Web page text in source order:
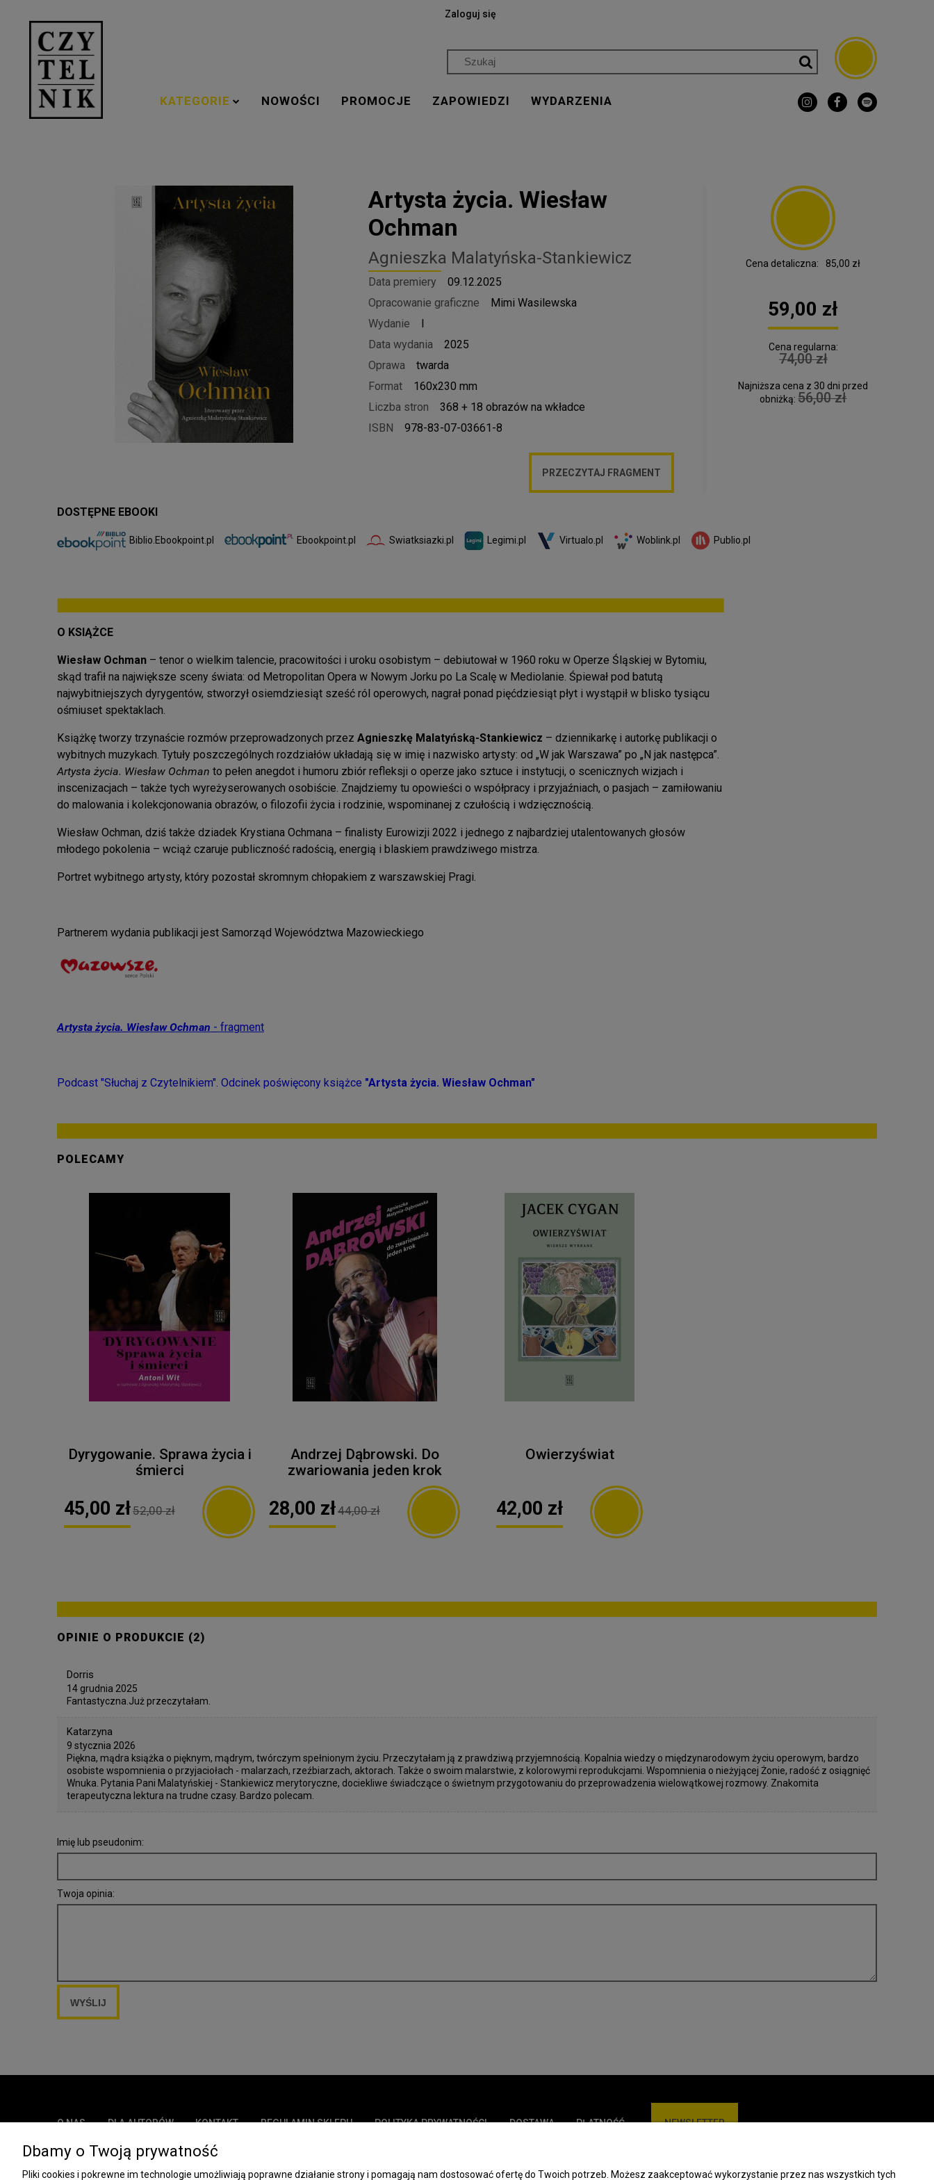
Zaloguj się
KATEGORIE NOWOŚCI PROMOCJE ZAPOWIEDZI WYDARZENIA
Artysta życia. Wiesław
Ochman
Agnieszka Malatyńska-Stankiewicz
Data premiery
09.12.2025
Opracowanie graficzne
Mimi Wasilewska
Wydanie
I
Data wydania
2025
Oprawa
twarda
Format
160x230 mm
Liczba stron
368 + 18 obrazów na wkładce
ISBN
978-83-07-03661-8
PRZECZYTAJ FRAGMENT
59,00 zł
Cena regularna:
74,00 zł
Najniższa cena z 30 dni przed
obniżką:56,00 zł
Cena detaliczna: 85,00 zł
DOSTĘPNE EBOOKI
Biblio.Ebookpoint.pl Ebookpoint.pl Swiatksiazki.pl Legimi.pl Virtualo.pl Woblink.pl Publio.pl
O KSIĄŻCE
Wiesław Ochman – tenor o wielkim talencie, pracowitości i uroku osobistym – debiutował w 1960 roku w Operze Śląskiej w Bytomiu,
skąd trafił na największe sceny świata: od Metropolitan Opera w Nowym Jorku po La Scalę w Mediolanie. Śpiewał pod batutą
najwybitniejszych dyrygentów, stworzył osiemdziesiąt sześć ról operowych, nagrał ponad pięćdziesiąt płyt i wystąpił w blisko tysiącu
ośmiuset spektaklach.
Książkę tworzy trzynaście rozmów przeprowadzonych przez Agnieszkę Malatyńską-Stankiewicz – dziennikarkę i autorkę publikacji o
wybitnych muzykach. Tytuły poszczególnych rozdziałów układają się w imię i nazwisko artysty: od „W jak Warszawa” po „N jak następca”.
Artysta życia. Wiesław Ochman to pełen anegdot i humoru zbiór refleksji o operze jako sztuce i instytucji, o scenicznych wizjach i
inscenizacjach – także tych wyreżyserowanych osobiście. Znajdziemy tu opowieści o współpracy i przyjaźniach, o pasjach – zamiłowaniu
do malowania i kolekcjonowania obrazów, o filozofii życia i rodzinie, wspominanej z czułością i wdzięcznością.
Wiesław Ochman, dziś także dziadek Krystiana Ochmana – finalisty Eurowizji 2022 i jednego z najbardziej utalentowanych głosów
młodego pokolenia – wciąż czaruje publiczność radością, energią i blaskiem prawdziwego mistrza.
Portret wybitnego artysty, który pozostał skromnym chłopakiem z warszawskiej Pragi.
Partnerem wydania publikacji jest Samorząd Województwa Mazowieckiego
Artysta życia. Wiesław Ochman - fragment
Podcast "Słuchaj z Czytelnikiem". Odcinek poświęcony książce "Artysta życia. Wiesław Ochman"
POLECAMY
Dyrygowanie. Sprawa życia i
śmierci
45,00 zł52,00 zł
Andrzej Dąbrowski. Do
zwariowania jeden krok
28,00 zł44,00 zł
Owierzyświat
42,00 zł
OPINIE O PRODUKCIE (2)
Dorris
14 grudnia 2025
Fantastyczna.Już przeczytałam.
Katarzyna
9 stycznia 2026
Piękna, mądra książka o pięknym, mądrym, twórczym spełnionym życiu. Przeczytałam ją z prawdziwą przyjemnością. Kopalnia wiedzy o międzynarodowym życiu operowym, bardzo
osobiste wspomnienia o przyjaciołach - malarzach, rzeźbiarzach, aktorach. Także o swoim malarstwie, z kolorowymi reprodukcjami. Wspomnienia o nieżyjącej Żonie, radość z osiągnięć
Wnuka. Pytania Pani Malatyńskiej - Stankiewicz merytoryczne, dociekliwe świadczące o świetnym przygotowaniu do przeprowadzenia wielowątkowej rozmowy. Znakomita
terapeutyczna lektura na trudne czasy. Bardzo polecam.
Imię lub pseudonim:
Twoja opinia:
WYŚLIJ
O NAS DLA AUTORÓW KONTAKT REGULAMIN SKLEPU POLITYKA PRYWATNOŚCI DOSTAWA PŁATNOŚĆ NEWSLETTER
COOKIES
Spółdzielnia Wydawnicza „Czytelnik”
Dbamy o Twoją prywatność
Pliki cookies i pokrewne im technologie umożliwiają poprawne działanie strony i pomagają nam dostosować ofertę do Twoich potrzeb. Możesz zaakceptować wykorzystanie przez nas wszystkich tych